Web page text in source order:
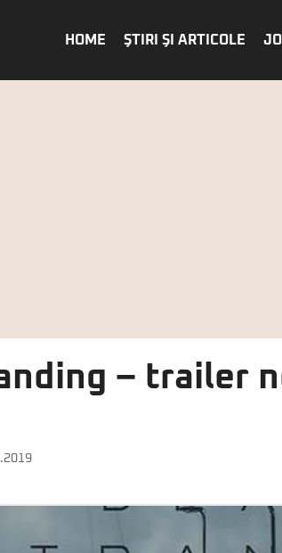
HOME ŞTIRI ŞI ARTICOLE
– trailer